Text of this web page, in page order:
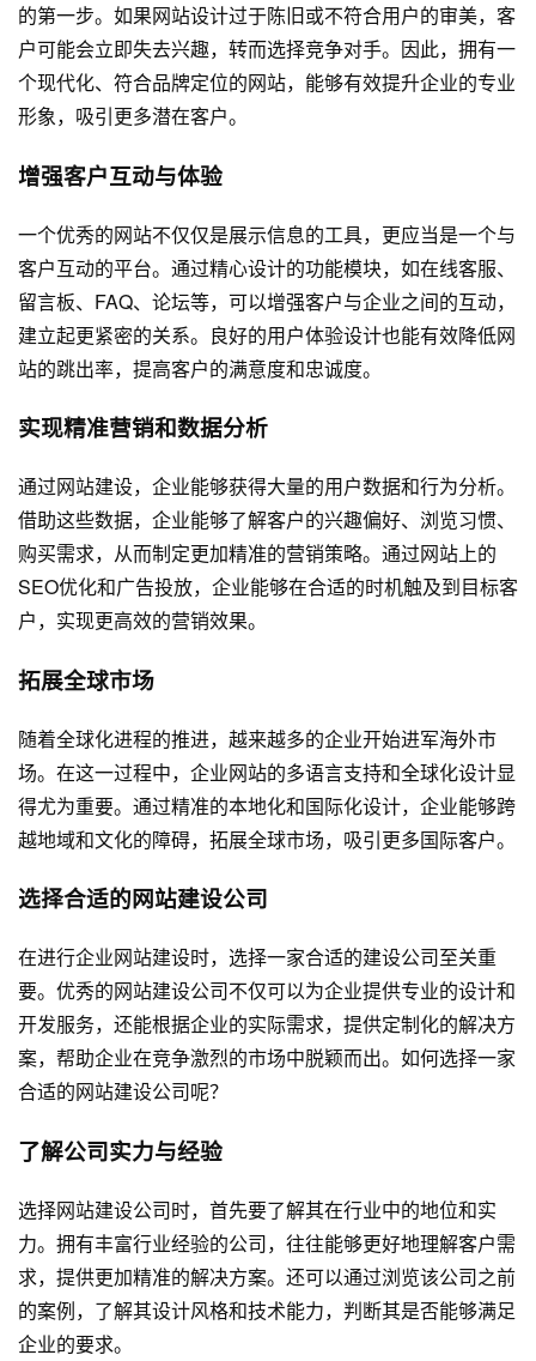
的第一步。如果网站设计过于陈旧或不符合用户的审美，客
户可能会立即失去兴趣，转而选择竞争对手。因此，拥有一
个现代化、符合品牌定位的网站，能够有效提升企业的专业
形象，吸引更多潜在客户。
增强客户互动与体验
一个优秀的网站不仅仅是展示信息的工具，更应当是一个与
客户互动的平台。通过精心设计的功能模块，如在线客服、
留言板、FAQ、论坛等，可以增强客户与企业之间的互动，
建立起更紧密的关系。良好的用户体验设计也能有效降低网
站的跳出率，提高客户的满意度和忠诚度。
实现精准营销和数据分析
通过网站建设，企业能够获得大量的用户数据和行为分析。
借助这些数据，企业能够了解客户的兴趣偏好、浏览习惯、
购买需求，从而制定更加精准的营销策略。通过网站上的
SEO优化和广告投放，企业能够在合适的时机触及到目标客
户，实现更高效的营销效果。
拓展全球市场
随着全球化进程的推进，越来越多的企业开始进军海外市
场。在这一过程中，企业网站的多语言支持和全球化设计显
得尤为重要。通过精准的本地化和国际化设计，企业能够跨
越地域和文化的障碍，拓展全球市场，吸引更多国际客户。
选择合适的网站建设公司
在进行企业网站建设时，选择一家合适的建设公司至关重
要。优秀的网站建设公司不仅可以为企业提供专业的设计和
开发服务，还能根据企业的实际需求，提供定制化的解决方
案，帮助企业在竞争激烈的市场中脱颖而出。如何选择一家
合适的网站建设公司呢？
了解公司实力与经验
选择网站建设公司时，首先要了解其在行业中的地位和实
力。拥有丰富行业经验的公司，往往能够更好地理解客户需
求，提供更加精准的解决方案。还可以通过浏览该公司之前
的案例，了解其设计风格和技术能力，判断其是否能够满足
企业的要求。